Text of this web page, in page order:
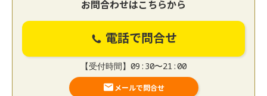
お問合わせはこちらから
電話で問合せ
【受付時間】09:30〜21:00
メールで問合せ